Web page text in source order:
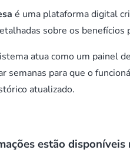
é uma plataforma digital
sobre os benefícios
atua como um painel
semanas para que o
atualizado.
estão